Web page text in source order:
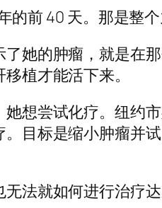
的前 40 天。那是整
她的肿瘤，就是在
植才能活下来。
想尝试化疗。纽约
目标是缩小肿瘤并
法就如何进行治疗